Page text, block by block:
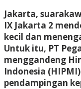
Jakarta,
IX Jakarta 2
kecil dan
Untuk itu, PT
menggandeng
Indonesia
pendampingan